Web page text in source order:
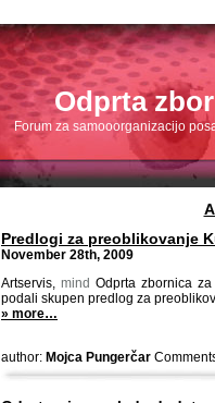
Odprta
Forum za samooorganizacijo
Predlogi za preoblikovanje
November 28th, 2009
Artservis, mind Odprta zbornica
podali skupen predlog za
» more…
author: Mojca Pungerčar